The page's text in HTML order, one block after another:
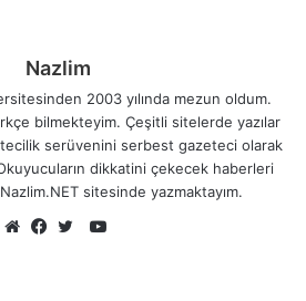
Nazlim
2003 yılında mezun oldum.
bilmekteyim. Çeşitli sitelerde yazılar
serüvenini serbest gazeteci olarak
dikkatini çekecek haberleri
sitesinde yazmaktayım.
YouTube